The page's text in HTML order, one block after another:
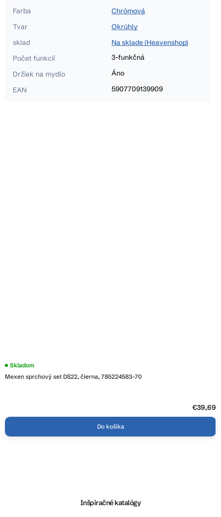
Farba
Chrómová
Tvar
Okrúhly
sklad
Na sklade (Heavenshop)
Počet funkcií
3-funkčná
Držiak na mydlo
Áno
EAN
5907709139909
Mexen sprchový set DS22, čierna, 785224583-70
Skladom
€39,69
Do košíka
Inšpiračné katalógy